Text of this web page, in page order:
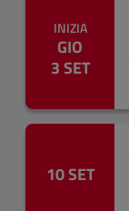
INIZIA
GIO
3 SET
10 SET